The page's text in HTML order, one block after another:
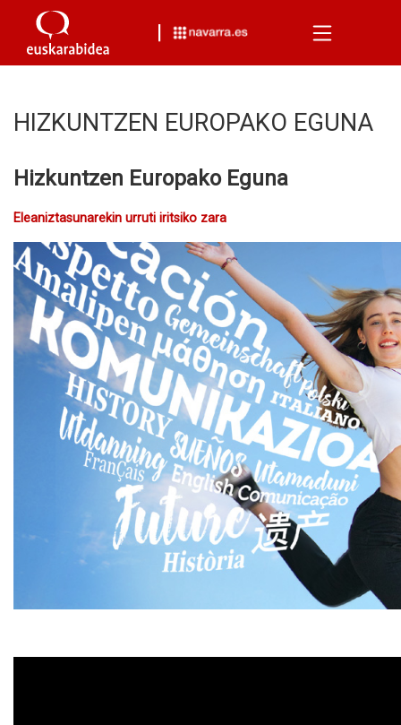
Menu
HIZKUNTZEN EUROPAKO EGUNA
Hizkuntzen Europako Eguna
Eleaniztasunarekin urruti iritsiko zara